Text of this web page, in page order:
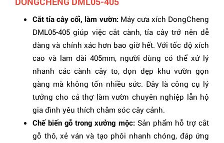
Cắt tỉa cây cối, làm vườn: Máy cưa xích DongCheng
DML05-405 giúp việc cắt cành, tỉa cây trở nên dễ
dàng và chính xác hơn bao giờ hết. Với tốc độ xích
cao và lam dài 405mm, người dùng có thể xử lý
nhanh các cành cây to, dọn dẹp khu vườn gọn
gàng mà không tốn nhiều sức. Đây là công cụ lý
tưởng cho cả thợ làm vườn chuyên nghiệp lẫn hộ
gia đình yêu thích chăm sóc cây cảnh.
Chế biến gỗ trong xưởng mộc: Sản phẩm hỗ trợ cắt
gỗ thô, xẻ ván và tạo phôi nhanh chóng, đáp ứng